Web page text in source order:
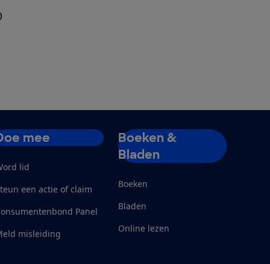
mee
lid
een actie of claim
Panel
misleiding
Boeken &
Bladen
Boeken
Bladen
Online lezen